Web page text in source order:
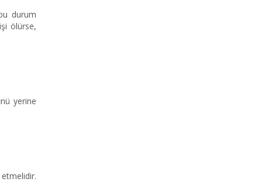
durum
ölürse,
yerine